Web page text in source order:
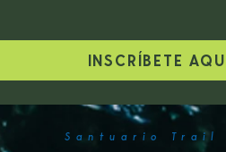
INSCRÍBETE
Santuario Trail